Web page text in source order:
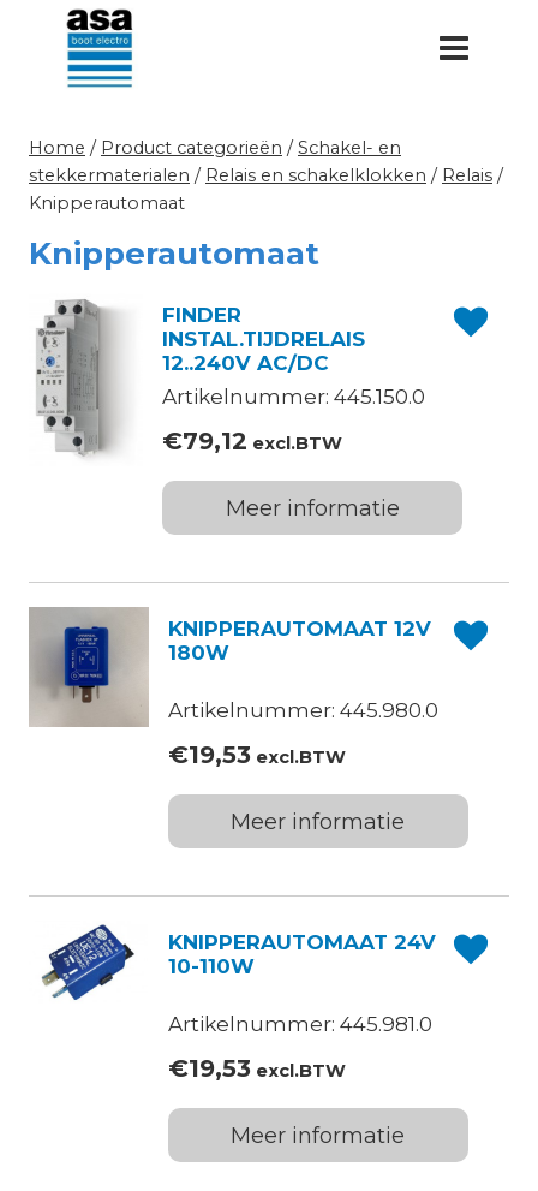
Doorgaan
inhoud
Home / Product categorieën / Schakel- en
stekkermaterialen / Relais en schakelklokken / Relais /
Knipperautomaat
Knipperautomaat
FINDER
INSTAL.TIJDRELAIS
12..240V AC/DC
Artikelnummer: 445.150.0
€79,12 excl.BTW
Meer informatie
KNIPPERAUTOMAAT 12V
180W
Artikelnummer: 445.980.0
€19,53excl.BTW
Meer informatie
KNIPPERAUTOMAAT 24V
10-110W
Artikelnummer: 445.981.0
€19,53excl.BTW
Meer informatie